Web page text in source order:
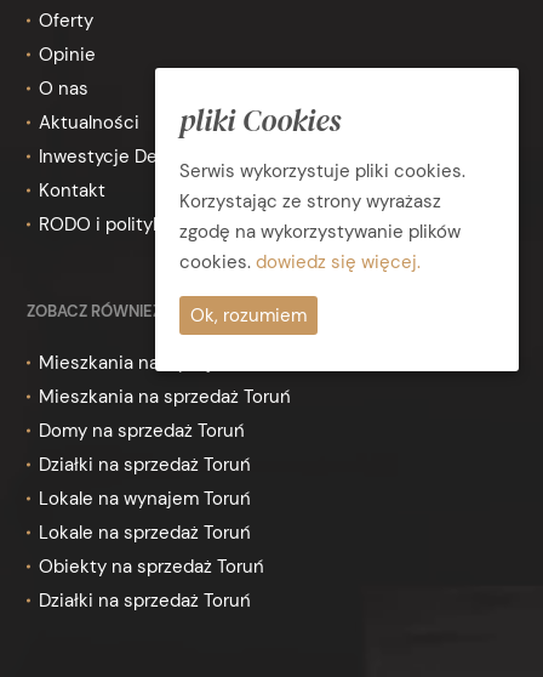
Oferty
Opinie
O nas
Aktualności
Inwestycje Deweloperskie
Kontakt
RODO i polityka prywatności
ZOBACZ RÓWNIEŻ
Mieszkania na wynajem Toruń
Mieszkania na sprzedaż Toruń
Domy na sprzedaż Toruń
Działki na sprzedaż Toruń
Lokale na wynajem Toruń
Lokale na sprzedaż Toruń
Obiekty na sprzedaż Toruń
Działki na sprzedaż Toruń
pliki Cookies
Serwis wykorzystuje pliki cookies.
Korzystając ze strony wyrażasz
zgodę na wykorzystywanie plików
cookies. dowiedz się więcej.
Ok, rozumiem